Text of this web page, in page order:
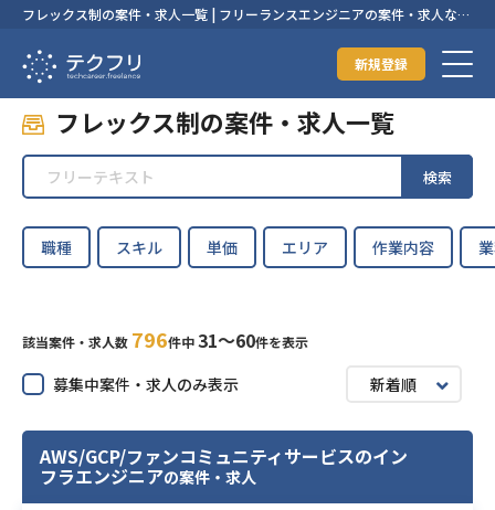
フレックス制の案件・求人一覧 | フリーランスエンジニアの案件・求人なら
新規登録
フレックス制の案件・求人一覧
検索
職種 スキル 単価 エリア 作業内容
該当案件・求人数 796件中31〜60件を表示
募集中案件・求人のみ表示 新着順
AWS/GCP/ファンコミュニティサービスのイン
フラエンジニアの案件・求人